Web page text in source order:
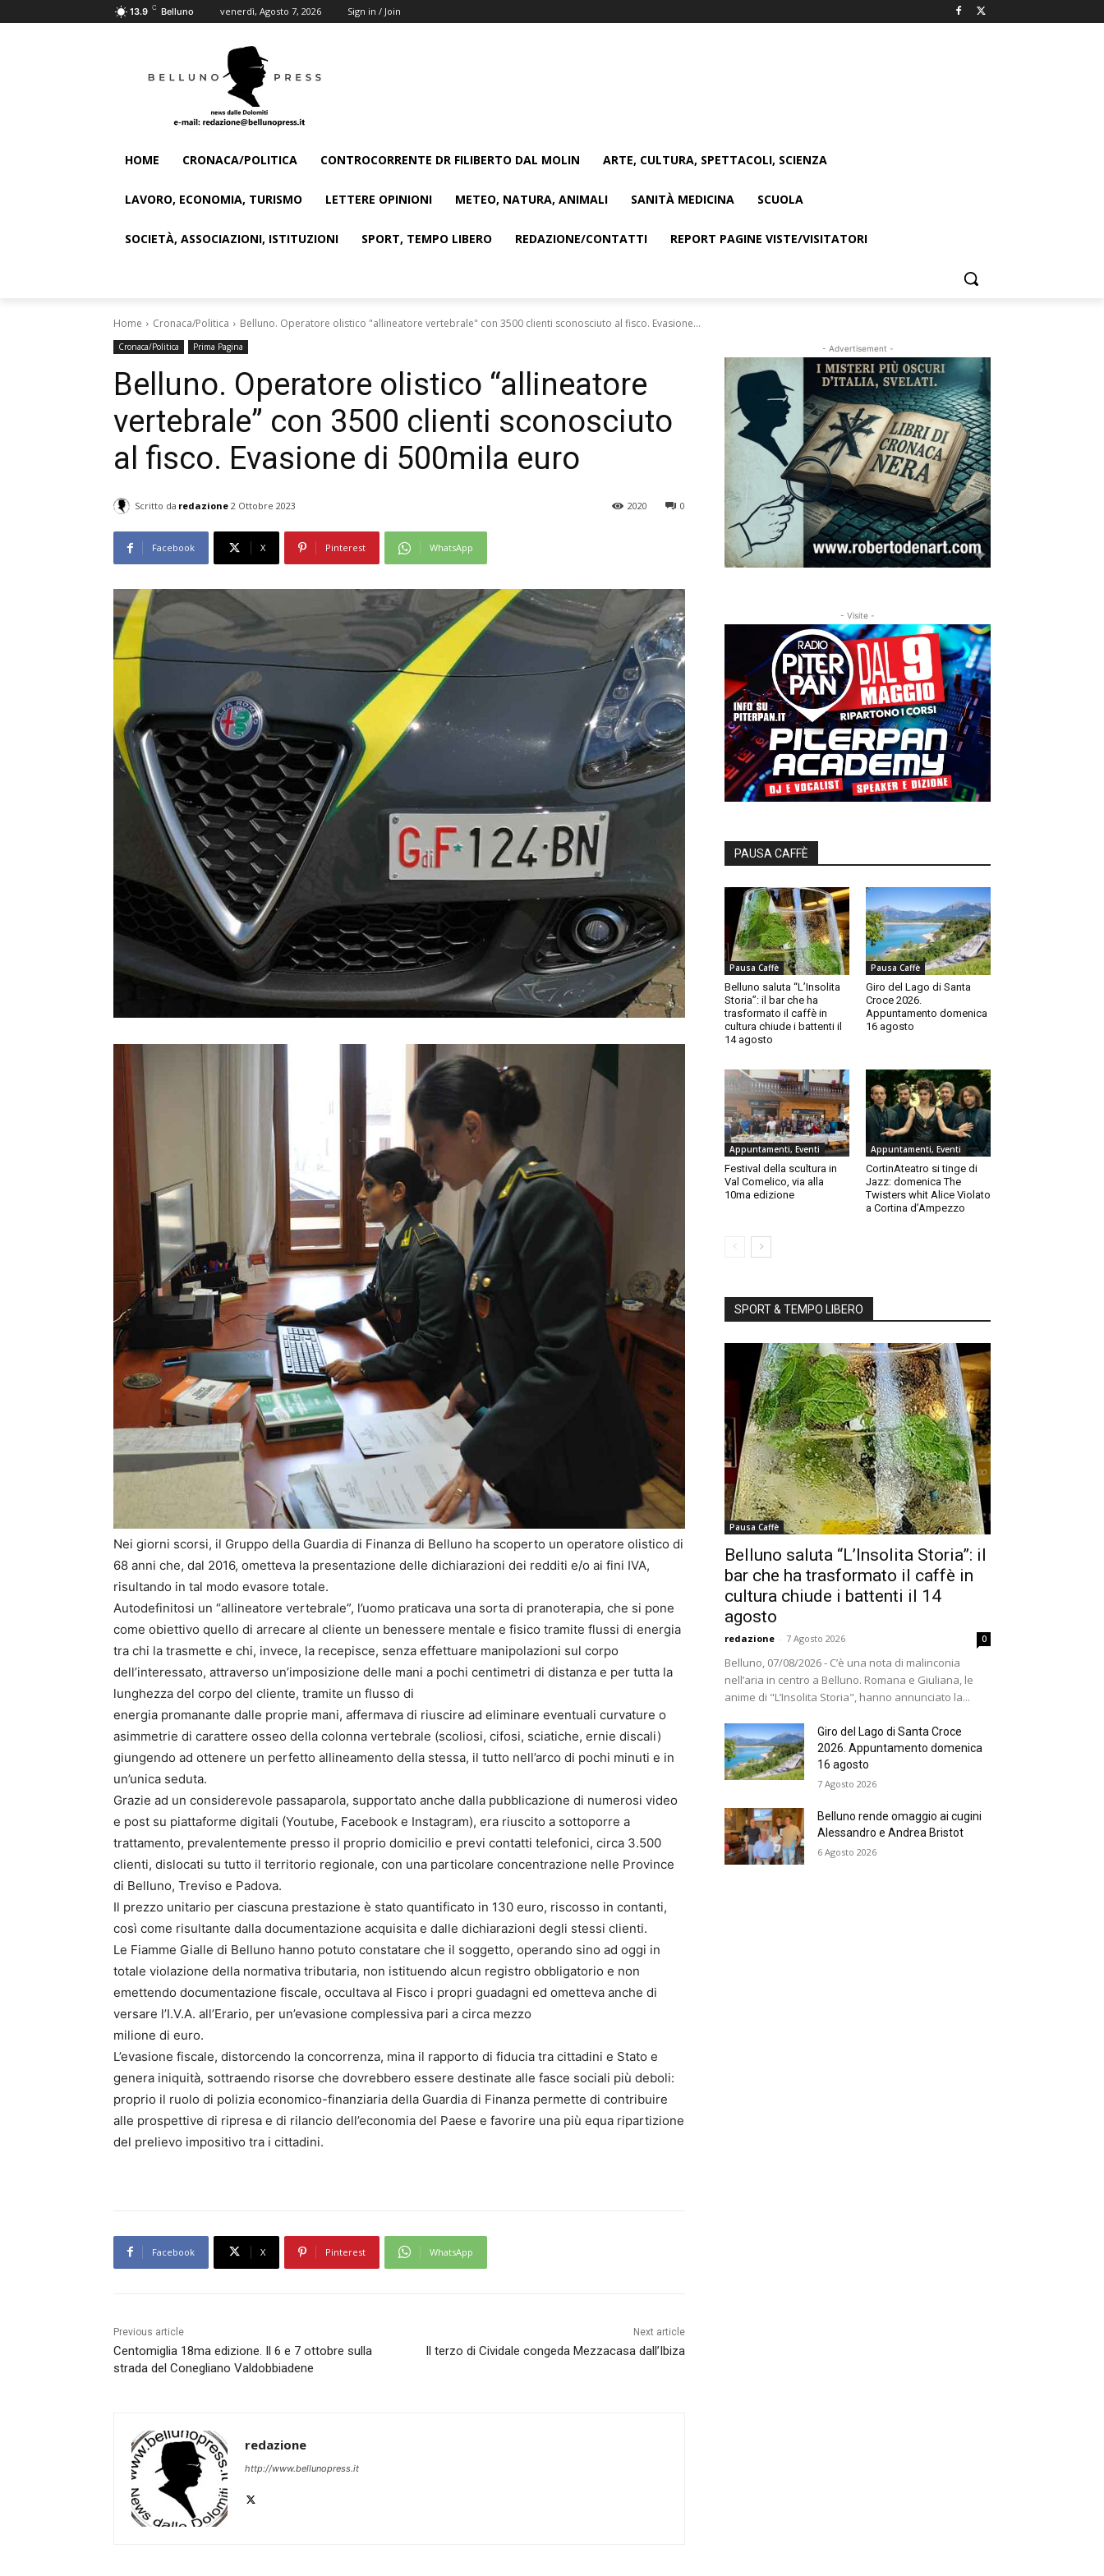
13.9 C Belluno venerdì, Agosto 7, 2026 Sign in / Join
HOME CRONACA/POLITICA CONTROCORRENTE DR FILIBERTO DAL MOLIN ARTE, CULTURA, SPETTACOLI, SCIENZA
LAVORO, ECONOMIA, TURISMO LETTERE OPINIONI METEO, NATURA, ANIMALI SANITÀ MEDICINA SCUOLA
SOCIETÀ, ASSOCIAZIONI, ISTITUZIONI SPORT, TEMPO LIBERO REDAZIONE/CONTATTI REPORT PAGINE VISTE/VISITATORI
Home Cronaca/Politica Belluno. Operatore olistico "allineatore vertebrale" con 3500 clienti sconosciuto al fisco. Evasione...
Cronaca/Politica Prima Pagina
Belluno. Operatore olistico “allineatore
vertebrale” con 3500 clienti sconosciuto
al fisco. Evasione di 500mila euro
Scritto da redazione 2 Ottobre 2023 0
2020
Facebook X Pinterest WhatsApp
Nei giorni scorsi, il Gruppo della Guardia di Finanza di Belluno ha scoperto un operatore olistico di
68 anni che, dal 2016, ometteva la presentazione delle dichiarazioni dei redditi e/o ai fini IVA,
risultando in tal modo evasore totale.
Autodefinitosi un “allineatore vertebrale”, l’uomo praticava una sorta di pranoterapia, che si pone
come obiettivo quello di arrecare al cliente un benessere mentale e fisico tramite flussi di energia
tra chi la trasmette e chi, invece, la recepisce, senza effettuare manipolazioni sul corpo
dell’interessato, attraverso un’imposizione delle mani a pochi centimetri di distanza e per tutta la
lunghezza del corpo del cliente, tramite un flusso di
energia promanante dalle proprie mani, affermava di riuscire ad eliminare eventuali curvature o
asimmetrie di carattere osseo della colonna vertebrale (scoliosi, cifosi, sciatiche, ernie discali)
giungendo ad ottenere un perfetto allineamento della stessa, il tutto nell’arco di pochi minuti e in
un’unica seduta.
Grazie ad un considerevole passaparola, supportato anche dalla pubblicazione di numerosi video
e post su piattaforme digitali (Youtube, Facebook e Instagram), era riuscito a sottoporre a
trattamento, prevalentemente presso il proprio domicilio e previ contatti telefonici, circa 3.500
clienti, dislocati su tutto il territorio regionale, con una particolare concentrazione nelle Province
di Belluno, Treviso e Padova.
Il prezzo unitario per ciascuna prestazione è stato quantificato in 130 euro, riscosso in contanti,
così come risultante dalla documentazione acquisita e dalle dichiarazioni degli stessi clienti.
Le Fiamme Gialle di Belluno hanno potuto constatare che il soggetto, operando sino ad oggi in
totale violazione della normativa tributaria, non istituendo alcun registro obbligatorio e non
emettendo documentazione fiscale, occultava al Fisco i propri guadagni ed ometteva anche di
versare l’I.V.A. all’Erario, per un’evasione complessiva pari a circa mezzo
milione di euro.
L’evasione fiscale, distorcendo la concorrenza, mina il rapporto di fiducia tra cittadini e Stato e
genera iniquità, sottraendo risorse che dovrebbero essere destinate alle fasce sociali più deboli:
proprio il ruolo di polizia economico-finanziaria della Guardia di Finanza permette di contribuire
alle prospettive di ripresa e di rilancio dell’economia del Paese e favorire una più equa ripartizione
del prelievo impositivo tra i cittadini.
Facebook X Pinterest WhatsApp
Previous article
Centomiglia 18ma edizione. Il 6 e 7 ottobre sulla
strada del Conegliano Valdobbiadene
Next article
Il terzo di Cividale congeda Mezzacasa dall’Ibiza
redazione
http://www.bellunopress.it
- Advertisement -
- Visite -
PAUSA CAFFÈ
Pausa Caffè
Belluno saluta “L’Insolita
Storia”: il bar che ha
trasformato il caffè in
cultura chiude i battenti il
14 agosto
Pausa Caffè
Giro del Lago di Santa
Croce 2026.
Appuntamento domenica
16 agosto
Appuntamenti, Eventi
Festival della scultura in
Val Comelico, via alla
10ma edizione
Appuntamenti, Eventi
CortinAteatro si tinge di
Jazz: domenica The
Twisters whit Alice Violato
a Cortina d’Ampezzo
SPORT & TEMPO LIBERO
Pausa Caffè
Belluno saluta “L’Insolita Storia”: il
bar che ha trasformato il caffè in
cultura chiude i battenti il 14
agosto
redazione - 7 Agosto 2026 0
Belluno, 07/08/2026 - C’è una nota di malinconia
nell’aria in centro a Belluno. Romana e Giuliana, le
anime di "L’Insolita Storia", hanno annunciato la...
Giro del Lago di Santa Croce
2026. Appuntamento domenica
16 agosto
7 Agosto 2026
Belluno rende omaggio ai cugini
Alessandro e Andrea Bristot
6 Agosto 2026